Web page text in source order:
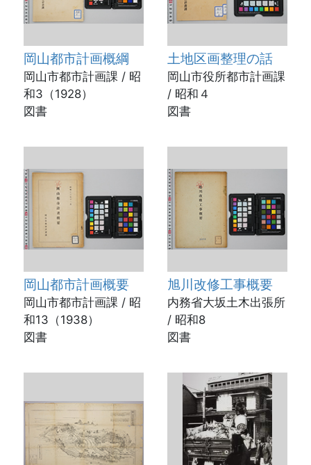
岡山都市計画概綱
岡山市都市計画課 / 昭
和3（1928）
図書
土地区画整理の話
岡山市役所都市計画課
/ 昭和４
図書
岡山都市計画概要
岡山市都市計画課 / 昭
和13（1938）
図書
旭川改修工事概要
内務省大坂土木出張所
/ 昭和8
図書